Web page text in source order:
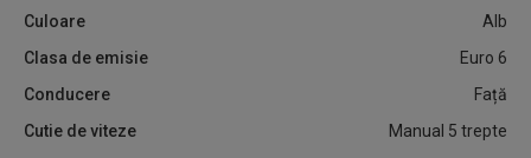
Culoare
Alb
Clasa de emisie
Euro 6
Conducere
Față
Cutie de viteze
Manual 5 trepte